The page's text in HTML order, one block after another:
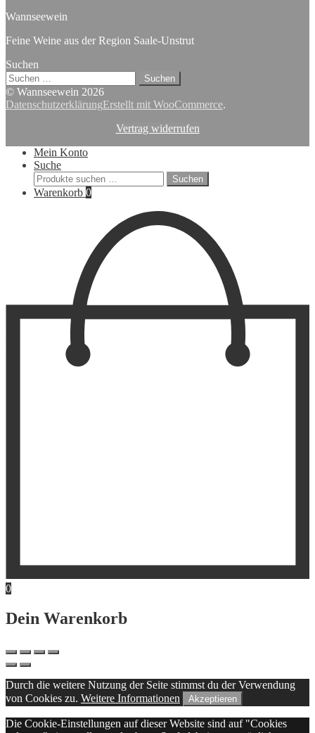
Wannseewein
Feine Weine aus der Region Saale-Unstrut
Suchen
Suchen
nach:
© Wannseewein 2026
DatenschutzerklärungErstellt mit WooCommerce.
Vertrag widerrufen
Mein Konto
Suche
Suchen
nach:
Suchen
Warenkorb 0
0
Dein Warenkorb
Durch die weitere Nutzung der Seite stimmst du der Verwendung
von Cookies zu. Weitere Informationen Akzeptieren
Die Cookie-Einstellungen auf dieser Website sind auf "Cookies